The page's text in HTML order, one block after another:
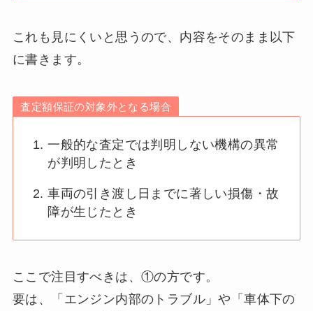
これも見にくいと思うので、内容をそのまま以下
に書きます。
査定額保証の対象外となる場合
一般的な査定では判明しない機構の異常
が判明したとき
車両の引き渡し日までに著しい損傷・故
障が生じたとき
ここで注目すべきは、①の方です。
要は、「エンジン内部のトラブル」や「車体下の